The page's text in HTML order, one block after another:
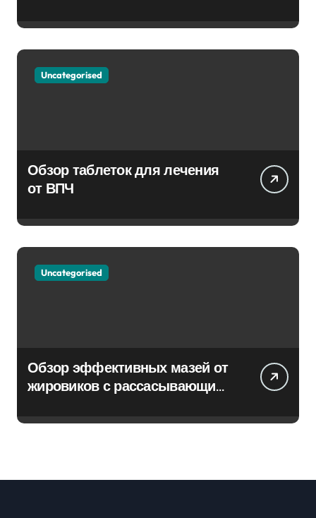
Uncategorised
Обзор таблеток для лечения
от ВПЧ
Uncategorised
Обзор эффективных мазей от
жировиков с рассасывающим